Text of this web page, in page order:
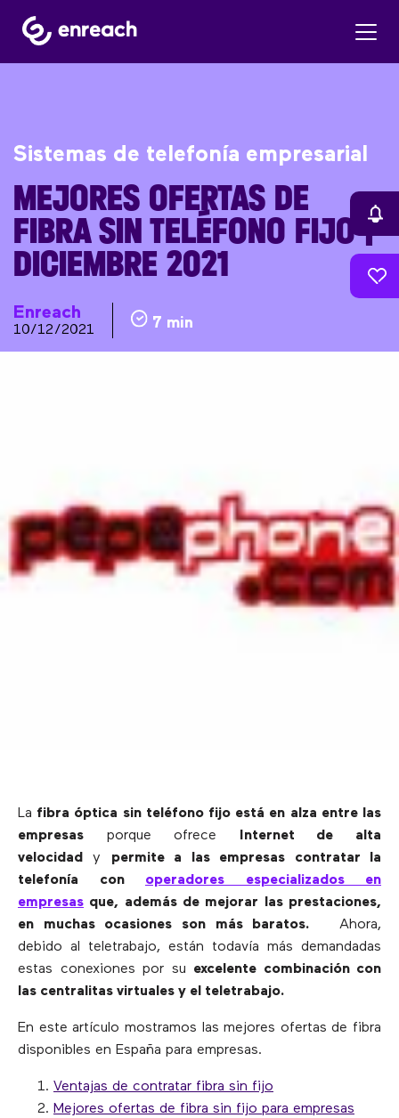
Sistemas de telefonía empresarial
MEJORES OFERTAS DE
FIBRA SIN TELÉFONO FIJO |
DICIEMBRE 2021
Enreach
10/12/2021 7 min
La fibra óptica sin teléfono fijo está en alza entre las
empresas porque ofrece Internet de alta
velocidad y permite a las empresas contratar la
telefonía con operadores especializados en
empresas que, además de mejorar las prestaciones,
en muchas ocasiones son más baratos.
Ahora,
debido al teletrabajo, están todavía más demandadas
estas conexiones por su excelente combinación con
las centralitas virtuales y el teletrabajo.
En este artículo mostramos las mejores ofertas de fibra
disponibles en España para empresas.
Ventajas de contratar fibra sin fijo
Mejores ofertas de fibra sin fijo para empresas